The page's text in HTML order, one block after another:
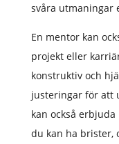
svåra utmaningar
En mentor kan
projekt eller
konstruktiv och
justeringar för att
kan också
du kan ha brister,